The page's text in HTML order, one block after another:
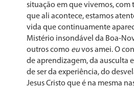
situação em que vive­mos,
que ali acontece, es­tamos
vida que continuamente
Mistério insondável da Boa-
outros como euvos amei. O
de aprendizagem, da ausculta
de ser da experiência, do
Jesus Cristo que é na mesma